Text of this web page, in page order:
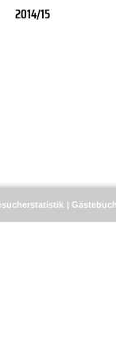
2014/15